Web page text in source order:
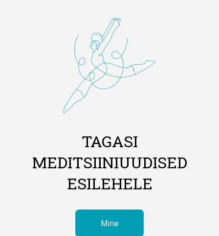
TAGASI
MEDITSIINIUUDISED
ESILEHELE
Mine